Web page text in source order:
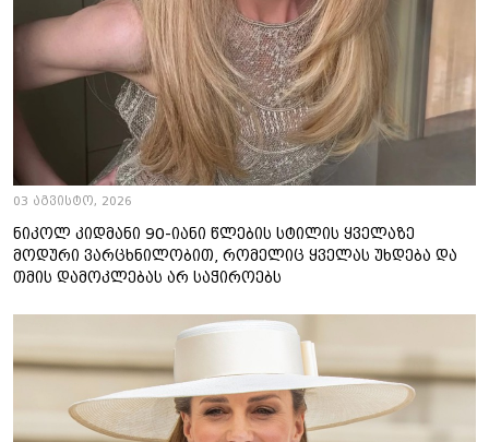
03 აგვისტო, 2026
ნიკოლ კიდმანი 90-იანი წლების სტილის ყველაზე
მოდური ვარცხნილობით, რომელიც ყველას უხდება და
თმის დამოკლებას არ საჭიროებს